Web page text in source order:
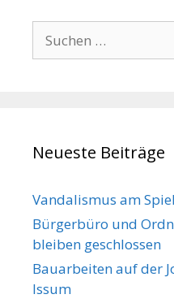
nach:
Neueste Beiträge
Vandalismus am
Bürgerbüro und
bleiben geschlossen
Bauarbeiten auf der
Issum